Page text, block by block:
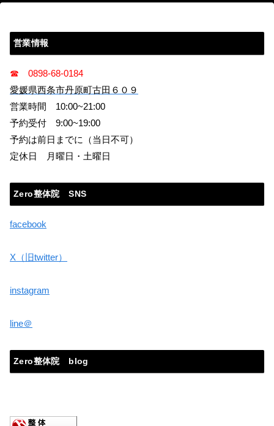
営業情報
☎ 0898-68-0184
愛媛県西条市丹原町古田６０９
営業時間 10:00~21:00
予約受付 9:00~19:00
予約は前日までに（当日不可）
定休日 月曜日・土曜日
Zero整体院 SNS
facebook
X（旧twitter）
instagram
line＠
Zero整体院 blog